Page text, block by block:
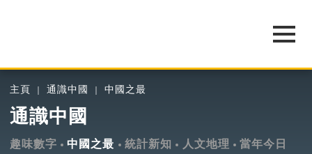
主頁 通識中國 中國之最
通識中國
趣味數字 中國之最 統計新知 人文地理 當年今日